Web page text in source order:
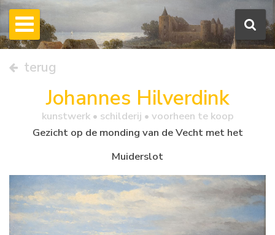
terug
Johannes Hilverdink
kunstwerk • schilderij • voorheen te koop
Gezicht op de monding van de Vecht met het
Muiderslot